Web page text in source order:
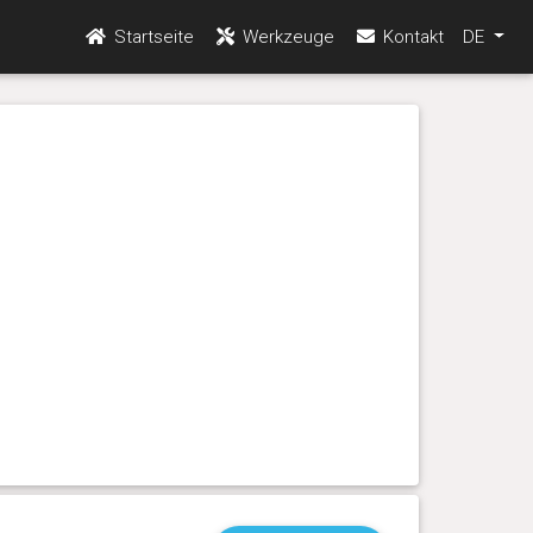
Startseite Werkzeuge Kontakt DE